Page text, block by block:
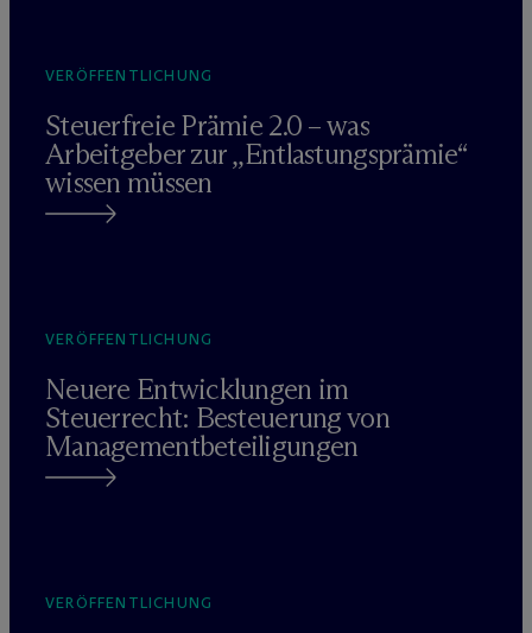
VERÖFFENTLICHUNG
Steuerfreie Prämie 2.0 – was
Arbeitgeber zur „Entlastungsprämie“
wissen müssen
VERÖFFENTLICHUNG
Neuere Entwicklungen im
Steuerrecht: Besteuerung von
Managementbeteiligungen
VERÖFFENTLICHUNG